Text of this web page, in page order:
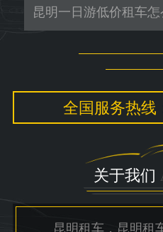
全国服务热线
关于我们
昆明租车，昆明租